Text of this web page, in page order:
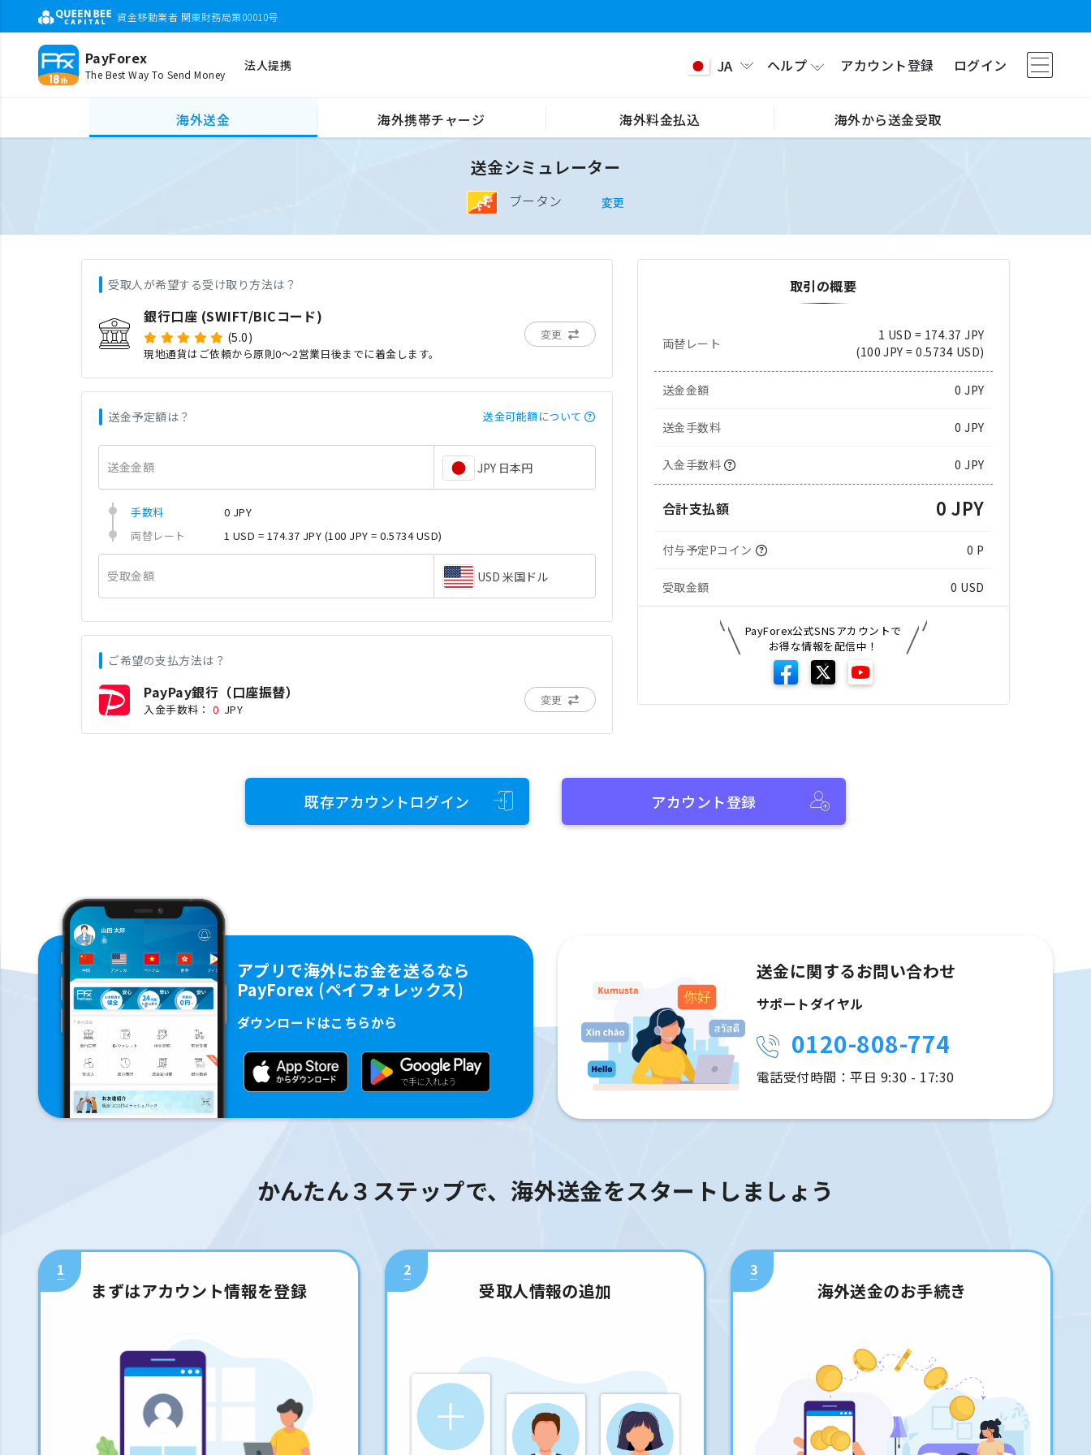
資金移動業者 関東財務局第00010号
PayForex
The Best Way To Send Money
法人提携 JA ヘルプ アカウント登録 ログイン
海外送金 海外携帯チャージ 海外料金払込 海外から送金受取
送金シミュレーター
ブータン 変更
受取人が希望する受け取り方法は？
銀行口座 (SWIFT/BICコード)
(5.0)
現地通貨はご依頼から原則0〜2営業日後までに着金します。
変更
送金予定額は？ 送金可能額について
送金金額 JPY 日本円
手数料
0 JPY
両替レート
1 USD = 174.37 JPY (100 JPY = 0.5734 USD)
受取金額 USD 米国ドル
ご希望の支払方法は？
PayPay銀行（口座振替）
入金手数料： 0 JPY
変更
取引の概要
両替レート
1 USD = 174.37 JPY
(100 JPY = 0.5734 USD)
送金金額 0 JPY
送金手数料 0 JPY
入金手数料 0 JPY
合計支払額 0 JPY
付与予定Pコイン 0 P
受取金額 0 USD
PayForex公式SNSアカウントで
お得な情報を配信中！
既存アカウントログイン アカウント登録
アプリで海外にお金を送るなら
PayForex (ペイフォレックス)
ダウンロードはこちらから
送金に関するお問い合わせ
サポートダイヤル
0120-808-774
電話受付時間：平日 9:30 - 17:30
かんたん３ステップで、海外送金をスタートしましょう
1
まずはアカウント情報を登録
2
受取人情報の追加
3
海外送金のお手続き